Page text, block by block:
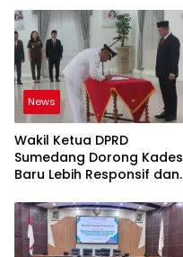
News
Wakil Ketua DPRD
Sumedang Dorong Kades
Baru Lebih Responsif dan